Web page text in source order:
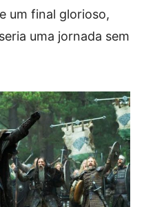
um final glorioso,
uma jornada sem